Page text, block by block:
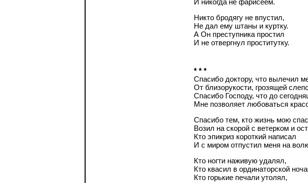
И никогда не фарисеем.
Никто бродягу не впустил,
Не дал ему штаны и куртку.
А Он преступника простил
И не отвергнул проститутку.
* * *
Спасибо доктору, что вылечил
От близорукости, грозящей
Спасибо Господу, что до
Мне позволяет любоваться
Спасибо тем, кто жизнь мою
Возил на скорой с ветерком и
Кто эпикриз короткий написал
И с миром отпустил меня на
Кто ногти наживую удалял,
Кто квасил в ординаторской
Кто горькие печали утолял,